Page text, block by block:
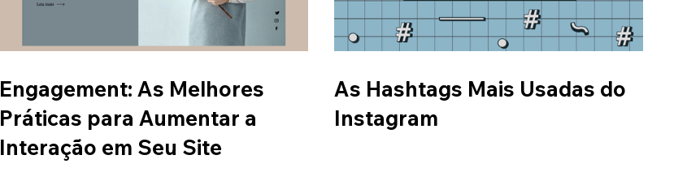
Engagement: As Melhores
Práticas para Aumentar a
Interação em Seu Site
As Hashtags Mais Usadas do
Instagram